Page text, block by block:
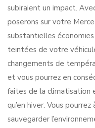
subiraient un impact.
poserons sur votre
substantielles
teintées de votre
changements de
et vous pourrez en
faites de la climatisation
qu’en hiver. Vous
sauvegarder